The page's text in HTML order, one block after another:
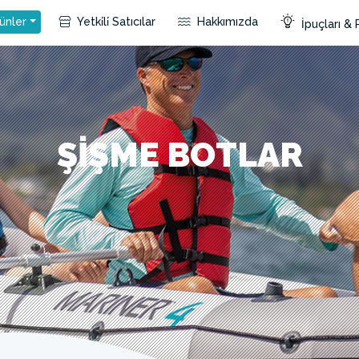
Yetki̇li̇ Satıcılar Hakkımızda İpuçları &
ŞIŞME BOTLAR